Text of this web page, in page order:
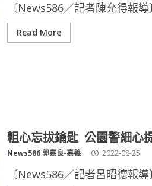
〔News586／記者陳允得報
Read More
粗心忘拔鑰匙 公園警細心
News586 郭嘉良-嘉義 2022-08-25
〔News586／記者呂昭德報